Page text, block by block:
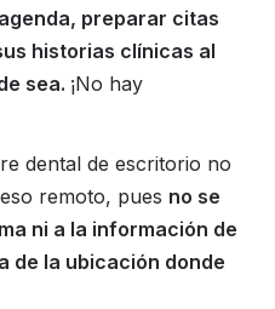
preparar citas
historias clínicas al
sea. ¡No hay
dental de escritorio no
remoto, pues no se
ni a la información de
de la ubicación donde